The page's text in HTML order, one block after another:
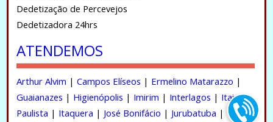
Dedetização de Percevejos
Dedetizadora 24hrs
ATENDEMOS
Arthur Alvim | Campos Elíseos | Ermelino Matarazzo |
Guaianazes | Higienópolis | Imirim | Interlagos | Itaim
Paulista | Itaquera | José Bonifácio | Jurubatuba |